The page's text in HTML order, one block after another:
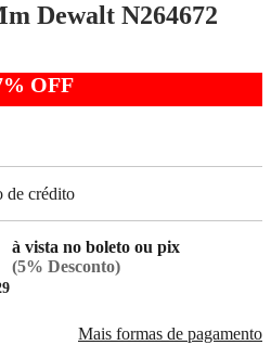
Dewalt N264672
OFF
de crédito
à vista no boleto ou pix
(5% Desconto)
Mais formas de pagamento